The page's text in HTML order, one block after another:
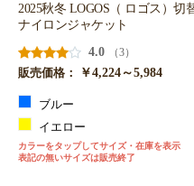
2025秋冬 LOGOS（ ロゴス）切
ナイロンジャケット
4.0
（3）
販売価格：
￥4,224～5,984
ブルー
イエロー
カラーをタップしてサイズ・在庫を表示
表記の無いサイズは販売終了